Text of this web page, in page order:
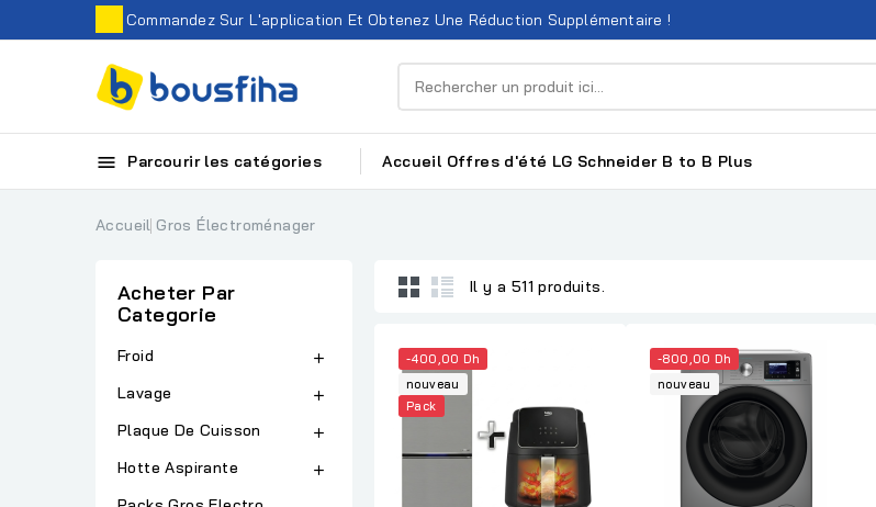
Commandez Sur L'application Et Obtenez Une Réduction Supplémentaire !
 Parcourir les catégories Accueil Offres d'été LG Schneider B to B Plus
Accueil Gros Électroménager
Acheter Par
Categorie
Froid 
Lavage 
Plaque De Cuisson 
Hotte Aspirante 
Il y a 511 produits.
-400,00 Dh
nouveau
Pack
-800,00 Dh
nouveau